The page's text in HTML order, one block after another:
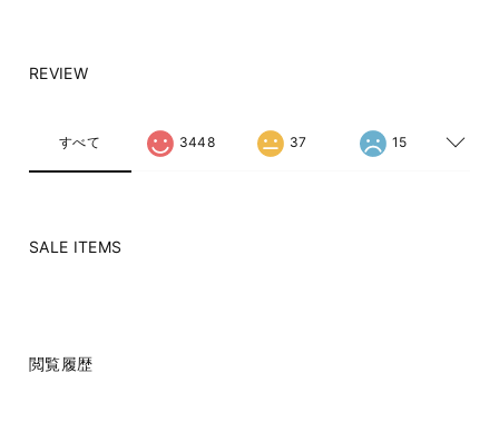
REVIEW
すべて 3448 37 15
SALE ITEMS
閲覧履歴